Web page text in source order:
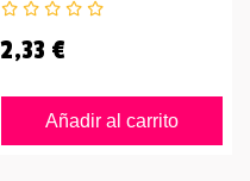
Alpujarreño 175grs
2,33 €
Añadir al carrito